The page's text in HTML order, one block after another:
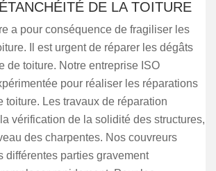
DE LA TOITURE
a pour conséquence de fragiliser les
Il est urgent de réparer les dégâts
de toiture. Notre entreprise ISO
pour réaliser les réparations
toiture. Les travaux de réparation
vérification de la solidité des structures,
des charpentes. Nos couvreurs
différentes parties gravement